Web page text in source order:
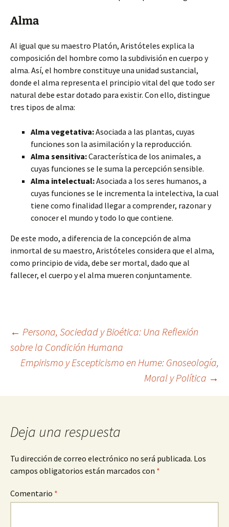
Alma
Al igual que su maestro Platón, Aristóteles explica la
composición del hombre como la subdivisión en cuerpo y
alma. Así, el hombre constituye una unidad sustancial,
donde el alma representa el principio vital del que todo ser
natural debe estar dotado para existir. Con ello, distingue
tres tipos de alma:
Alma vegetativa:Asociada a las plantas, cuyas
funciones son la asimilación y la reproducción.
Alma sensitiva:Característica de los animales, a
cuyas funciones se le suma la percepción sensible.
Alma intelectual:Asociada a los seres humanos, a
cuyas funciones se le incrementa la intelectiva, la cual
tiene como finalidad llegar a comprender, razonar y
conocer el mundo y todo lo que contiene.
De este modo, a diferencia de la concepción de alma
inmortal de su maestro, Aristóteles considera que el alma,
como principio de vida, debe ser mortal, dado que al
fallecer, el cuerpo y el alma mueren conjuntamente.
Navegación
de
entradas
← Persona, Sociedad y Bioética: Una Reflexión
sobre la Condición Humana
Empirismo y Escepticismo en Hume: Gnoseología,
Moral y Política →
Deja una respuesta
Tu dirección de correo electrónico no será publicada. Los
campos obligatorios están marcados con *
Comentario *